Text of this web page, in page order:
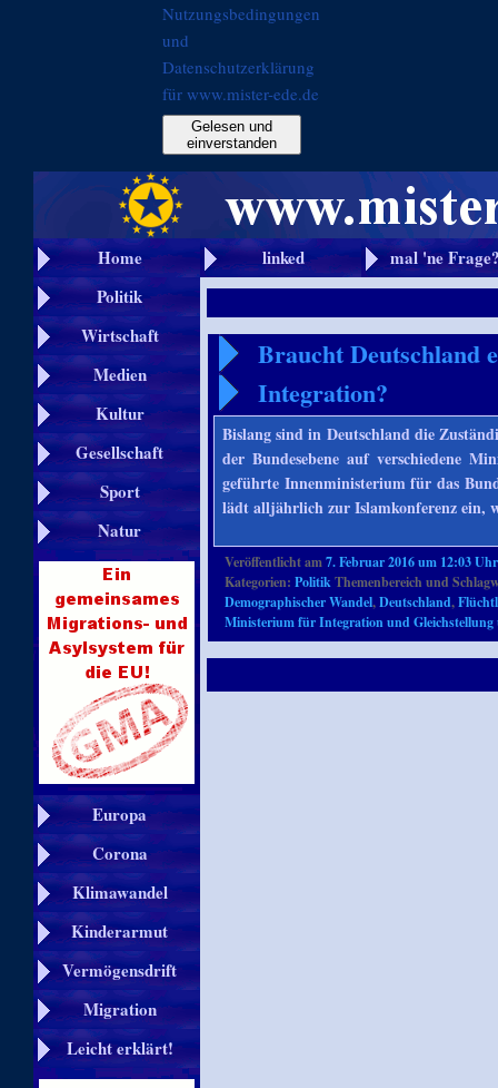
Nutzungsbedingungen
und
Datenschutzerklärung
für www.mister-ede.de
Gelesen und
einverstanden
Home linked
mal 'ne
Politik
Wirtschaft
Medien
Kultur
Gesellschaft
Sport
Natur
Europa
Corona
Klimawandel
Kinderarmut
Vermögensdrift
Migration
Leicht erklärt!
Braucht
Integration?
Bislang sind in Deutschland die
der Bundesebene auf verschiedene
geführte Innenministerium für das
lädt alljährlich zur Islamkonferenz ein,
Veröffentlicht am7. Februar 2016 um 12:03 Uhr
Kategorien:PolitikThemenbereich und
Demographischer Wandel,Deutschland,
Ministerium für Integration und